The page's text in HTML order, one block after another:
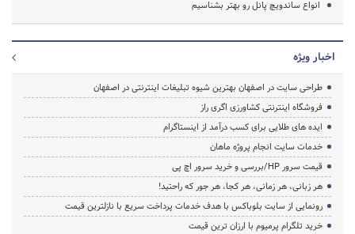
انواع ساندویچ پانل رو بهتر بشناسیم
اخبار ویژه
طراحی سایت در اصفهان بهترین شیوه تبلیغات اینترنتی در اصفهان
فروشگاه اینترنتی کشاورزی اگری راز
ایده های طلایی برای کسب درآمد از اینستاگرام
خدمات سایت انجام پروژه ماهان
قیمت سرور HP/بررسی و خرید سرور اچ پی
هر زبانی، هر زمانی، هر کجا، هر جور که راحتید!
رونمایی از سایت بلوباکس با هدف خدمات پرداخت سریع با نازلترین قیمت
خرید تلگرام پرمیوم با ارزان ترین قیمت